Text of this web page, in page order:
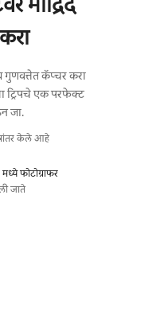
गुणवत्तेत कॅप्चर करा
ट्रिपचे एक परफेक्ट
जा.
केले आहे
फोटोग्राफर
जाते